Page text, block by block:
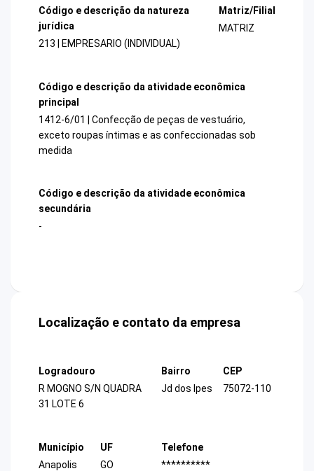
Código e descrição da natureza
jurídica
213 | EMPRESARIO (INDIVIDUAL)
Matriz/Filial
MATRIZ
Código e descrição da atividade econômica
principal
1412-6/01 | Confecção de peças de vestuário,
exceto roupas íntimas e as confeccionadas sob
medida
Código e descrição da atividade econômica
secundária
-
Localização e contato da empresa
Logradouro
R MOGNO S/N QUADRA
31 LOTE 6
Bairro
Jd dos Ipes
CEP
75072-110
Município
Anapolis
UF
GO
Telefone
**********